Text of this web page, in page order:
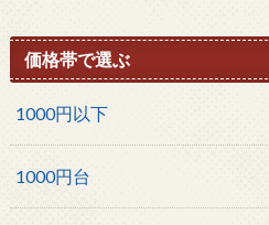
価格帯で選ぶ
1000円以下
1000円台